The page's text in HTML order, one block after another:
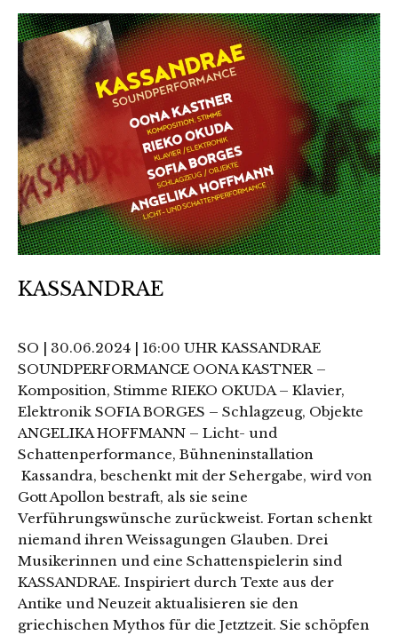
KASSANDRAE
SO | 30.06.2024 | 16:00 UHR KASSANDRAE
SOUNDPERFORMANCE OONA KASTNER –
Komposition, Stimme RIEKO OKUDA – Klavier,
Elektronik SOFIA BORGES – Schlagzeug, Objekte
ANGELIKA HOFFMANN – Licht- und
Schattenperformance, Bühneninstallation
Kassandra, beschenkt mit der Sehergabe, wird von
Gott Apollon bestraft, als sie seine
Verführungswünsche zurückweist. Fortan schenkt
niemand ihren Weissagungen Glauben. Drei
Musikerinnen und eine Schattenspielerin sind
KASSANDRAE. Inspiriert durch Texte aus der
Antike und Neuzeit aktualisieren sie den
griechischen Mythos für die Jetztzeit. Sie schöpfen